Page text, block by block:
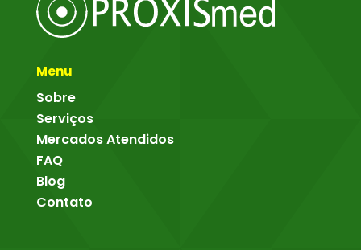
Menu
Sobre
Serviços
Mercados Atendidos
FAQ
Blog
Contato